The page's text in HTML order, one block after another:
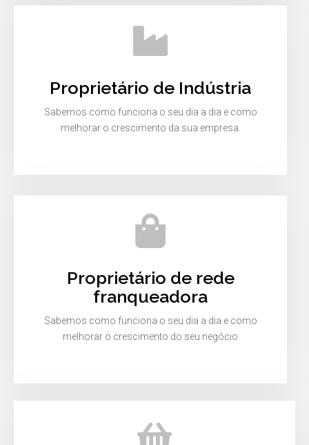
Proprietário de Indústria
Sabemos como funciona o seu dia a dia e como
melhorar o crescimento da sua empresa.
Proprietário de rede
franqueadora
Sabemos como funciona o seu dia a dia e como
melhorar o crescimento do seu negócio